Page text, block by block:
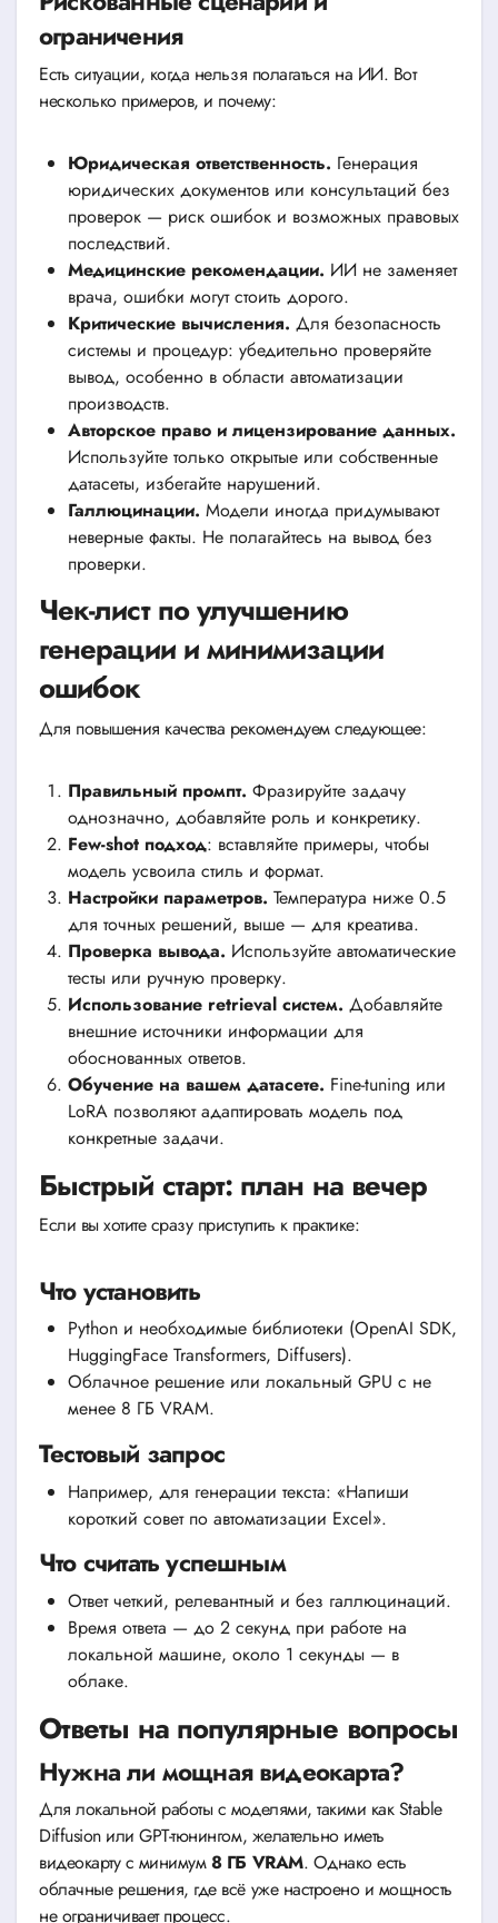
ограничения
Есть ситуации, когда нельзя полагаться на ИИ. Вот
несколько примеров, и почему:
Юридическая ответственность. Генерация
юридических документов или консультаций без
проверок — риск ошибок и возможных правовых
последствий.
Медицинские рекомендации. ИИ не заменяет
врача, ошибки могут стоить дорого.
Критические вычисления. Для безопасность
системы и процедур: убедительно проверяйте
вывод, особенно в области автоматизации
производств.
Авторское право и лицензирование данных.
Используйте только открытые или собственные
датасеты, избегайте нарушений.
Галлюцинации. Модели иногда придумывают
неверные факты. Не полагайтесь на вывод без
проверки.
Чек-лист по улучшению
генерации и минимизации
ошибок
Для повышения качества рекомендуем следующее:
Правильный промпт. Фразируйте задачу
однозначно, добавляйте роль и конкретику.
Few-shot подход: вставляйте примеры, чтобы
модель усвоила стиль и формат.
Настройки параметров. Температура ниже 0.5
для точных решений, выше — для креатива.
Проверка вывода. Используйте автоматические
тесты или ручную проверку.
Использование retrieval систем. Добавляйте
внешние источники информации для
обоснованных ответов.
Обучение на вашем датасете. Fine-tuning или
LoRA позволяют адаптировать модель под
конкретные задачи.
Быстрый старт: план на вечер
Если вы хотите сразу приступить к практике:
Что установить
Python и необходимые библиотеки (OpenAI SDK,
HuggingFace Transformers, Diffusers).
Облачное решение или локальный GPU с не
менее 8 ГБ VRAM.
Тестовый запрос
Например, для генерации текста: «Напиши
короткий совет по автоматизации Excel».
Что считать успешным
Ответ четкий, релевантный и без галлюцинаций.
Время ответа — до 2 секунд при работе на
локальной машине, около 1 секунды — в
облаке.
Ответы на популярные вопросы
Нужна ли мощная видеокарта?
Для локальной работы с моделями, такими как Stable
Diffusion или GPT-тюнингом, желательно иметь
видеокарту с минимум8 ГБ VRAM. Однако есть
облачные решения, где всё уже настроено и мощность
не ограничивает процесс.